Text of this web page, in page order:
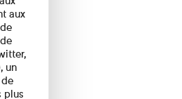
aux
un
plus